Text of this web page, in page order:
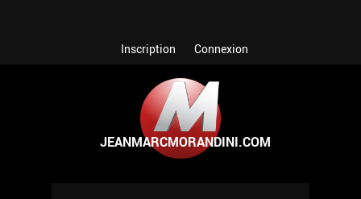
Inscription Connexion